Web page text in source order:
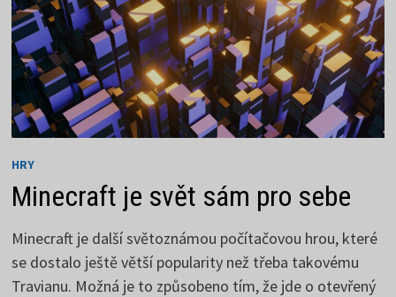
HRY
Minecraft je svět sám pro sebe
Minecraft je další světoznámou počítačovou hrou, které
se dostalo ještě větší popularity než třeba takovému
Travianu. Možná je to způsobeno tím, že jde o otevřený